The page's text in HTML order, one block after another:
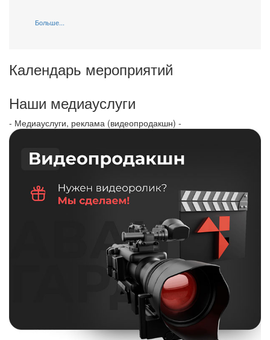
Больше...
Календарь мероприятий
Наши медиауслуги
- Медиауслуги, реклама (видеопродакшн) -